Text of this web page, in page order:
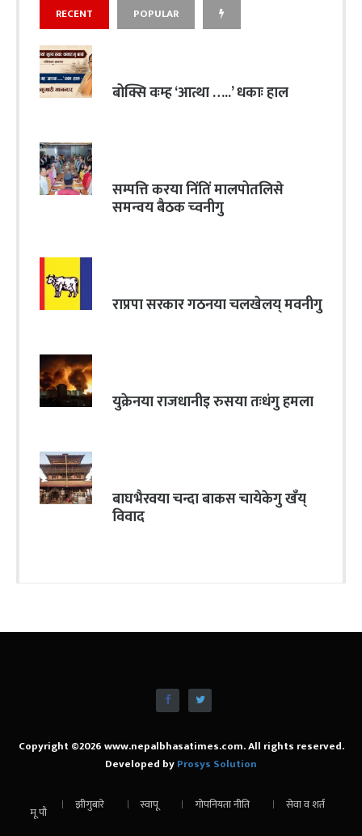
RECENT POPULAR
बोक्सि वःम्ह ‘आत्था …..’ धकाः हाल
सम्पत्ति करया निंतिं मालपोतलिसे
समन्वय बैठक च्वनीगु
राप्रपा सरकार गठनया चलखेलय् मवनीगु
युक्रेनया राजधानीइ रुसया तःधंगु हमला
बाघभैरवया चन्दा बाकस चायेकेगु खँय्
विवाद
Copyright ©2026 www.nepalbhasatimes.com. All rights reserved.
Developed byProsys Solution
मू पौ झीगुबारे स्वापू गोपनियता नीति सेवा व शर्त